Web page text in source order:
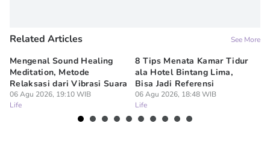
Related Articles See More
Mengenal Sound Healing
Meditation, Metode
Relaksasi dari Vibrasi Suara
06 Agu 2026, 19:10 WIB
Life
8 Tips Menata Kamar Tidur
ala Hotel Bintang Lima,
Bisa Jadi Referensi
06 Agu 2026, 18:48 WIB
Life